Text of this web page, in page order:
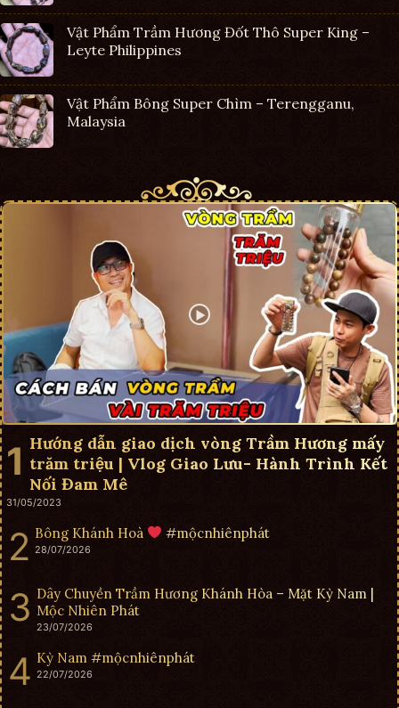
Vật Phẩm Trầm Hương Đốt Thô Super King –
Leyte Philippines
Vật Phẩm Bông Super Chìm – Terengganu,
Malaysia
Hướng dẫn giao dịch vòng Trầm Hương mấy
trăm triệu | Vlog Giao Lưu- Hành Trình Kết
Nối Đam Mê
31/05/2023
Bông Khánh Hoà #mộcnhiênphát
28/07/2026
Dây Chuyền Trầm Hương Khánh Hòa – Mặt Kỳ Nam |
Mộc Nhiên Phát
23/07/2026
Kỳ Nam #mộcnhiênphát
22/07/2026